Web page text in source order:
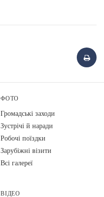
ФОТО
Громадські заходи
Зустрічі й наради
Робочі поїздки
Зарубіжні візити
Всі галереї
ВІДЕО